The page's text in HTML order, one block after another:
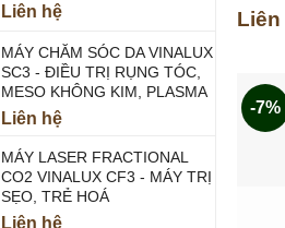
Liên hệ
MÁY CHĂM SÓC DA VINALUX
SC3 - ĐIỀU TRỊ RỤNG TÓC,
MESO KHÔNG KIM, PLASMA
Liên hệ
MÁY LASER FRACTIONAL
CO2 VINALUX CF3 - MÁY TRỊ
SẸO, TRẺ HOÁ
Liên hệ
Được
hạng
Liên
-7%